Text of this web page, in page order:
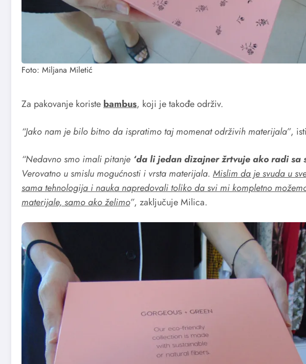
Foto: Miljana Miletić
Za pakovanje koristebambus, koji je takođe održiv.
“Jako nam je bilo bitno da ispratimo taj momenat održivih materijala”,
“Nedavno smo imali pitanje ‘da li jedan dizajner žrtvuje ako radi sa
Verovatno u smislu mogućnosti i vrsta materijala. Mislim da je svuda u
sama tehnologija i nauka napredovali toliko da svi mi kompletno
materijale, samo ako želimo”, zaključuje Milica.